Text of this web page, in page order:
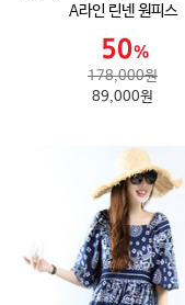
A라인 린넨 원피스
178,000원
89,000원